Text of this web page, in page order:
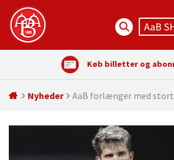
AaB
Køb billetter og
Nyheder AaB forlænger med